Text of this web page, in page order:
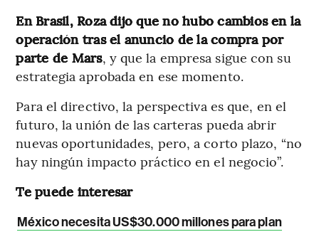
En Brasil, Roza dijo que no hubo cambios en la
operación tras el anuncio de la compra por
parte de Mars, y que la empresa sigue con su
estrategia aprobada en ese momento.
Para el directivo, la perspectiva es que, en el
futuro, la unión de las carteras pueda abrir
nuevas oportunidades, pero, a corto plazo, “no
hay ningún impacto práctico en el negocio”.
Te puede interesar
México necesita US$30.000 millones para plan